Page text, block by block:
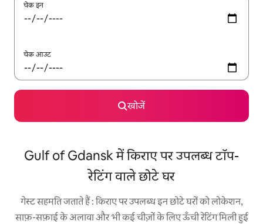
चेक इन
चेक आउट
खोजें
Gulf of Gdansk में किराए पर उपलब्ध टॉप-
रेटिंग वाले छोटे घर
गेस्ट सहमति जताते हैं : किराए पर उपलब्ध इन छोटे घरों को लोकेशन,
साफ़-सफ़ाई के अलावा और भी कई चीज़ों के लिए ऊँची रेटिंग मिली हुई